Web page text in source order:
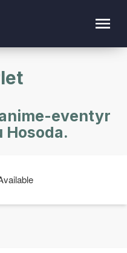
eventyr
Hosoda.